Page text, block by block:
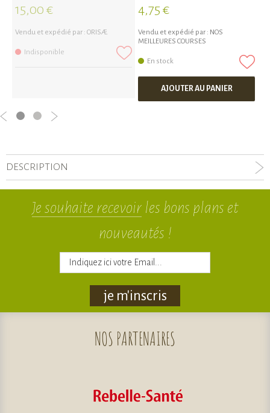
15,00 €
Vendu et expédié par : ORISÆ
Indisponible
4,75 €
Vendu et expédié par : NOS
MEILLEURES COURSES
En stock
AJOUTER AU PANIER
DESCRIPTION
Je souhaite recevoirles bons plans et
nouveautés !
je m'inscris
NOS PARTENAIRES